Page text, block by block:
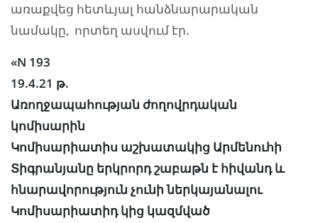
առաքվեց հետևյալ հանձնարարական
նամակը, որտեղ ասվում էր.
«N 193
19.4.21 թ.
Առողջապահության ժողովրդական
կոմիսարին
Կոմիսարիատիս աշխատակից Արմենուհի
Տիգրանյանը երկրորդ շաբաթն է հիվանդ և
հնարավորություն չունի ներկայանալու
Կոմիսարիատիդ կից կազմված